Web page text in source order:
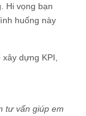
Hi vọng bạn
huống này
dựng KPI,
tư vấn giúp em